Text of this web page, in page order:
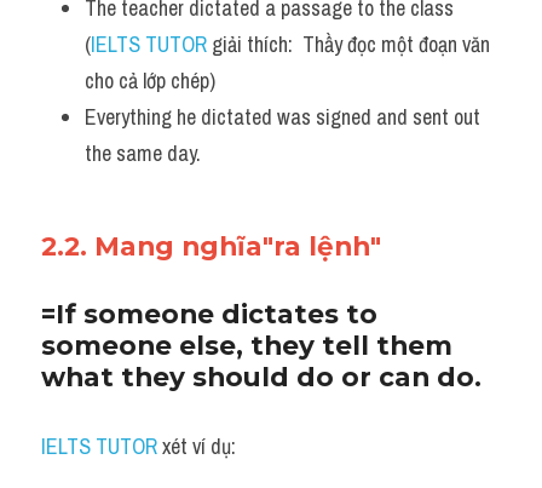
The teacher dictated a passage to the class
(IELTS TUTOR giải thích:  Thầy đọc một đoạn văn
cho cả lớp chép)
Everything he dictated was signed and sent out
the same day.
2.2. Mang nghĩa"ra lệnh"
=If someone dictates to
someone else, they tell them
what they should do or can do.
IELTS TUTOR xét ví dụ: